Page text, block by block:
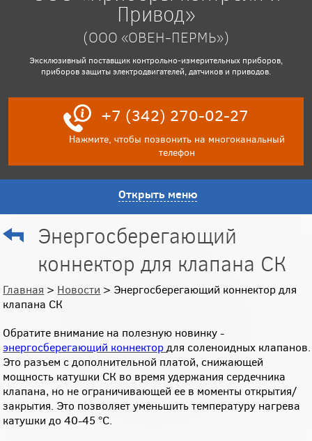
Привод»
(ООО «ОВЕН-ПЕРМЬ»)
Эксклюзивный поставщик контрольно-измерительных приборов,
приборов защиты электродвигателей, датчиков и приводов.
+7 (342) 270-02-27
Нажмите, чтобы позвонить на многоканальный
телефон
Открыть меню
Энергосберегающий
коннектор для клапана СК
Главная > Новости > Энергосберегающий коннектор для
клапана СК
Обратите внимание на полезную новинку -
энергосберегающий коннектор для соленоидных клапанов.
Это разъем с дополнительной платой, снижающей
мощность катушки СК во время удержания сердечника
клапана, но не ограничивающей ее в моменты открытия/
закрытия. Это позволяет уменьшить температуру нагрева
катушки до 40-45 °С.